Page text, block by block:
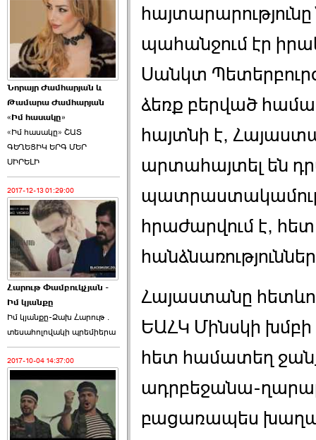
Որպես ընդդիմադիր
ընտրող՝ ›››
Նորայր Ժամհարյան և
Թամարա Ժամհարյան
«Իմ հասակը»
«Իմ հասակը» ՇԱՏ
ԳԵՂԵՑԻԿ ԵՐԳ ՄԵՐ
ՍԻՐԵԼԻ
2017-12-13 01:29:00
Հարութ Փամբուկչյան -
Իմ կյանքը
Իմ կյանքը-Ձախ Հարnւթ․
տեuաhnլnվակի պրեմիերա
2017-10-04 14:37:00
պահանջում էր
Սանկտ
ձեռք բերված
հայտնի է,
արտահայտել են
հրաժարվում է,
Հայաստանը
ԵԱՀԿ Մինսկի
հետ համատեղ
ադրբեջանա-
բացառապես